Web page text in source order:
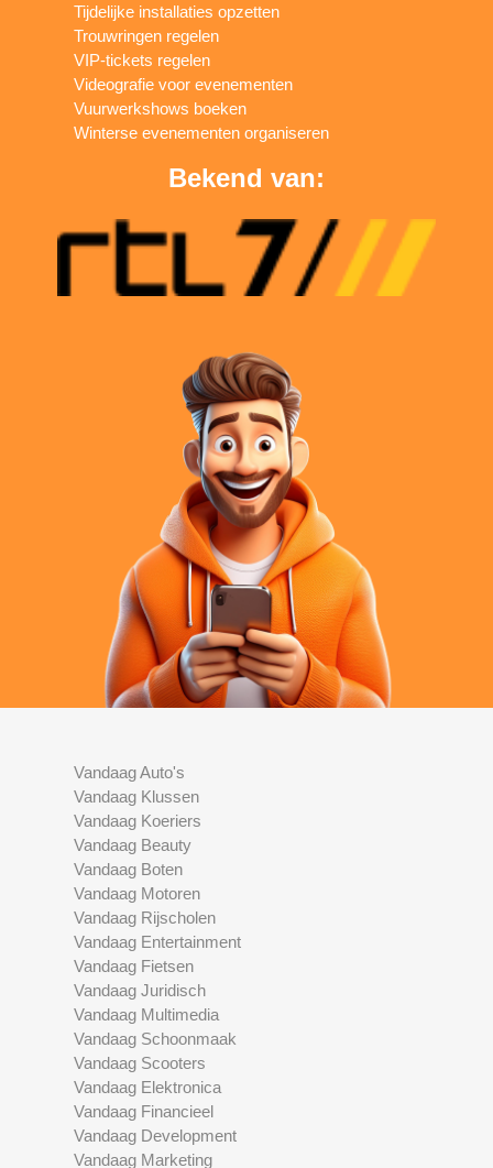
Tijdelijke installaties opzetten
Trouwringen regelen
VIP-tickets regelen
Videografie voor evenementen
Vuurwerkshows boeken
Winterse evenementen organiseren
Bekend van:
Vandaag Auto's
Vandaag Klussen
Vandaag Koeriers
Vandaag Beauty
Vandaag Boten
Vandaag Motoren
Vandaag Rijscholen
Vandaag Entertainment
Vandaag Fietsen
Vandaag Juridisch
Vandaag Multimedia
Vandaag Schoonmaak
Vandaag Scooters
Vandaag Elektronica
Vandaag Financieel
Vandaag Development
Vandaag Marketing